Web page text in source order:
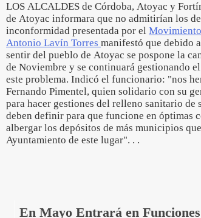
LOS ALCALDES de Córdoba, Atoyac y
de Atoyac informara que no admitirían los
inconformidad presentada por el
Antonio Lavín Torres manifestó que debido
sentir del pueblo de Atoyac se pospone la
de Noviembre y se continuará gestionando
este problema. Indicó el funcionario: "nos
Fernando Pimentel, quien solidario con su
para hacer gestiones del relleno sanitario de
deben definir para que funcione en óptimas
albergar los depósitos de más municipios
Ayuntamiento de este lugar". . .
En Mayo Entrará en